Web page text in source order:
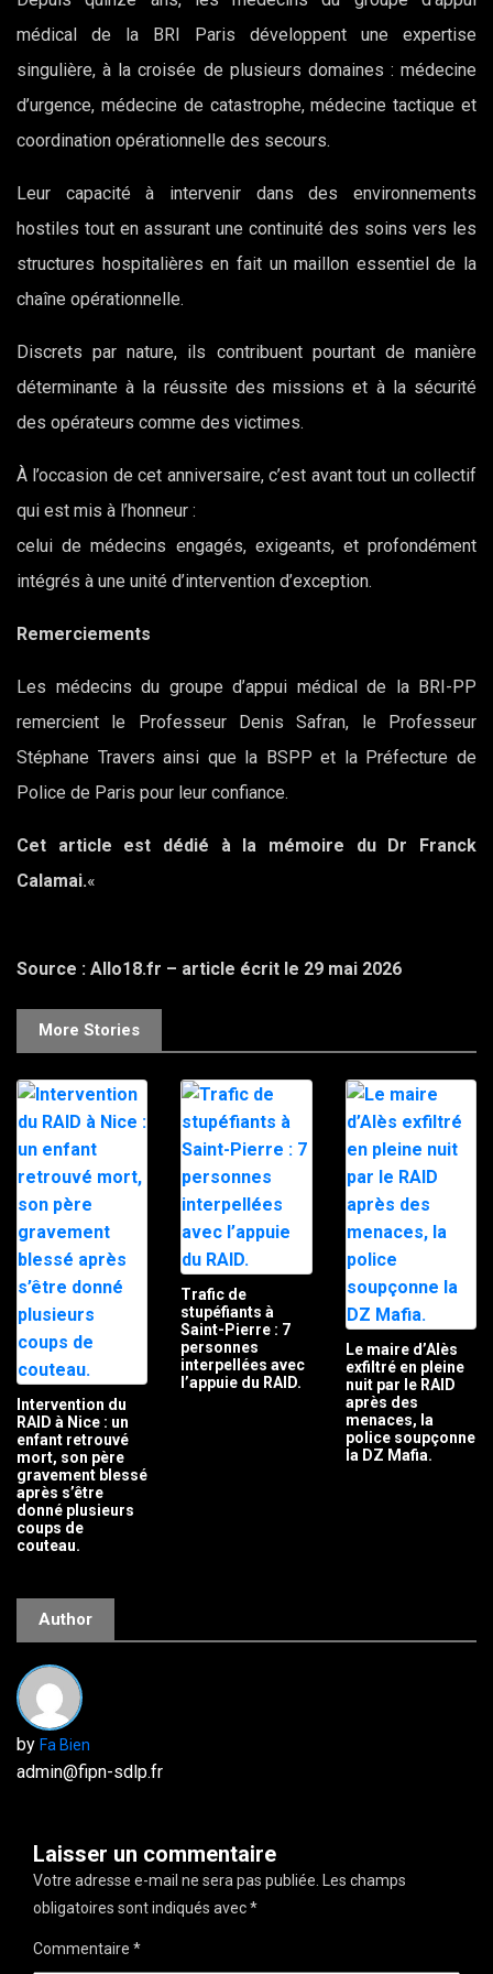
médical de la BRI Paris développent une expertise
singulière, à la croisée de plusieurs domaines : médecine
d’urgence, médecine de catastrophe, médecine tactique et
coordination opérationnelle des secours.
Leur capacité à intervenir dans des environnements
hostiles tout en assurant une continuité des soins vers les
structures hospitalières en fait un maillon essentiel de la
chaîne opérationnelle.
Discrets par nature, ils contribuent pourtant de manière
déterminante à la réussite des missions et à la sécurité
des opérateurs comme des victimes.
À l’occasion de cet anniversaire, c’est avant tout un collectif
qui est mis à l’honneur :
celui de médecins engagés, exigeants, et profondément
intégrés à une unité d’intervention d’exception.
Remerciements
Les médecins du groupe d’appui médical de la BRI-PP
remercient le Professeur Denis Safran, le Professeur
Stéphane Travers ainsi que la BSPP et la Préfecture de
Police de Paris pour leur confiance.
Cet article est dédié à la mémoire du Dr Franck
Calamai.«
Source : Allo18.fr – article écrit le 29 mai 2026
More Stories
Intervention du
RAID à Nice : un
enfant retrouvé
mort, son père
gravement blessé
après s’être
donné plusieurs
coups de
couteau.
Trafic de
stupéfiants à
Saint-Pierre : 7
personnes
interpellées avec
l’appuie du RAID.
Le maire d’Alès
exfiltré en pleine
nuit par le RAID
après des
menaces, la
police soupçonne
la DZ Mafia.
Author
by Fa Bien
admin@fipn-sdlp.fr
Laisser un commentaire
Votre adresse e-mail ne sera pas publiée. Les champs
obligatoires sont indiqués avec*
Commentaire *